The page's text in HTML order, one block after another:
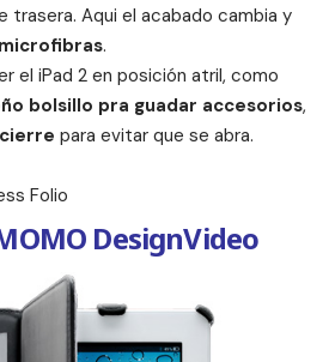
trasera. Aqui el acabado cambia y
.
el iPad 2 en posición atril, como
bolsillo pra guadar accesorios,
para evitar que se abra.
Folio
DesignVideo